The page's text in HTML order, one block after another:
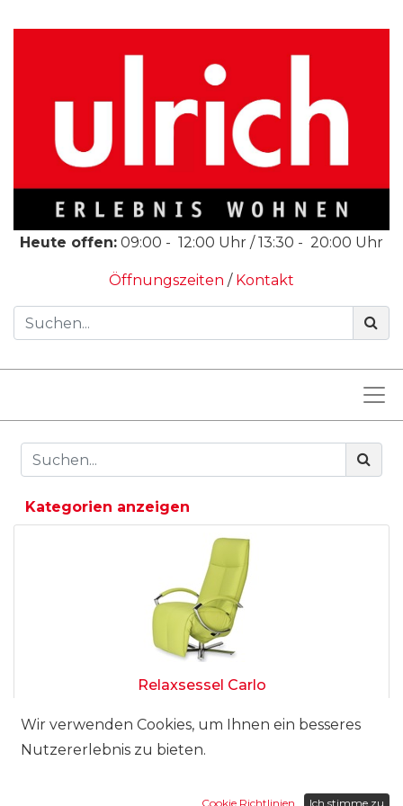
Heute offen: 09:00 - 12:00 Uhr /13:30 - 20:00 Uhr
Öffnungszeiten / Kontakt
Kategorien anzeigen
Relaxsessel Carlo
Wir verwenden Cookies, um Ihnen ein besseres
Nutzererlebnis zu bieten.
Cookie Richtlinien Ich stimme zu